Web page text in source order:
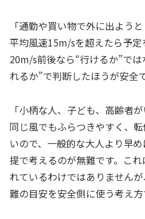
「通勤や買い物で外に出よう
平均風速15m/sを超えたら予定
20m/s前後なら“行けるか”で
れるか”で判断したほうが安全で
「小柄な人、子ども、高齢者
同じ風でもふらつきやすく、
いので、一般的な大人より早
提で考えるのが無難です。こ
れているわけではありません
難の目安を安全側に使う考え方